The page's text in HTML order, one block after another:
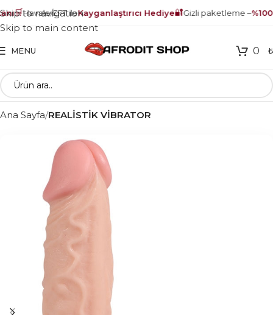
🛒Havale/EFT ileKayganlaştırıcı Hediye🔐Gizli paketleme –%100
Skip to navigation
Skip to main content
MENU 0 ₺
Ana Sayfa REALİSTİK VİBRATOR